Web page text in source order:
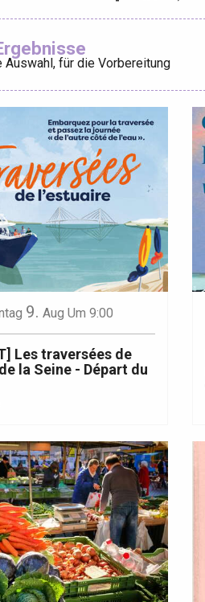
Lille 2h30
Bresle
Auswahl, für die Vorbereitung
9. Aug Um 9:00
Les traversées de
la Seine - Départ du